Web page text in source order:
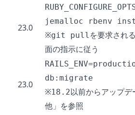
23.0
jemalloc rbenv
※git pull を要求され
面の指示に従う
23.0
db:migrate
※18.2以前からアップ
他」を参照